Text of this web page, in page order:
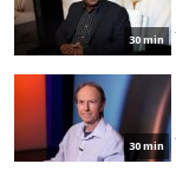
30 min
30 min